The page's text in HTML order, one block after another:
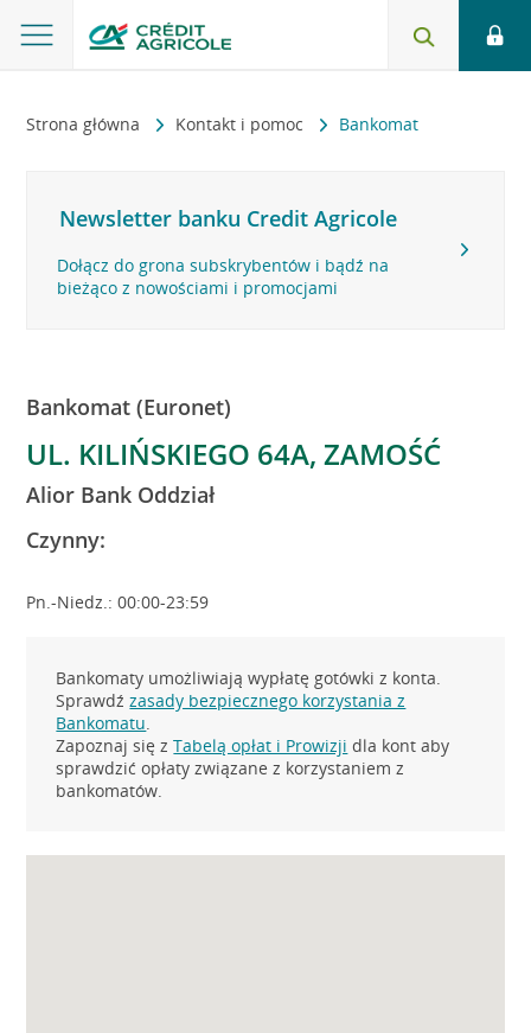
Strona główna Kontakt i pomoc Bankomat
Newsletter banku Credit Agricole
Dołącz do grona subskrybentów i bądź na
bieżąco z nowościami i promocjami
Bankomat (Euronet)
UL. KILIŃSKIEGO 64A, ZAMOŚĆ
Alior Bank Oddział
Czynny:
Pn.-Niedz.: 00:00-23:59
Bankomaty umożliwiają wypłatę gotówki z konta.
Sprawdźzasady bezpiecznego korzystania z
Bankomatu.
Zapoznaj się zTabelą opłat i Prowizji dla kont aby
sprawdzić opłaty związane z korzystaniem z
bankomatów.